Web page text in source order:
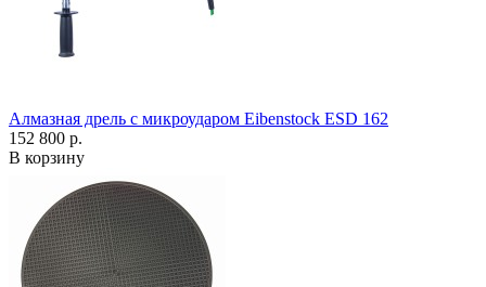
Алмазная дрель с микроударом Eibenstock ESD 162
152 800 р.
В корзину